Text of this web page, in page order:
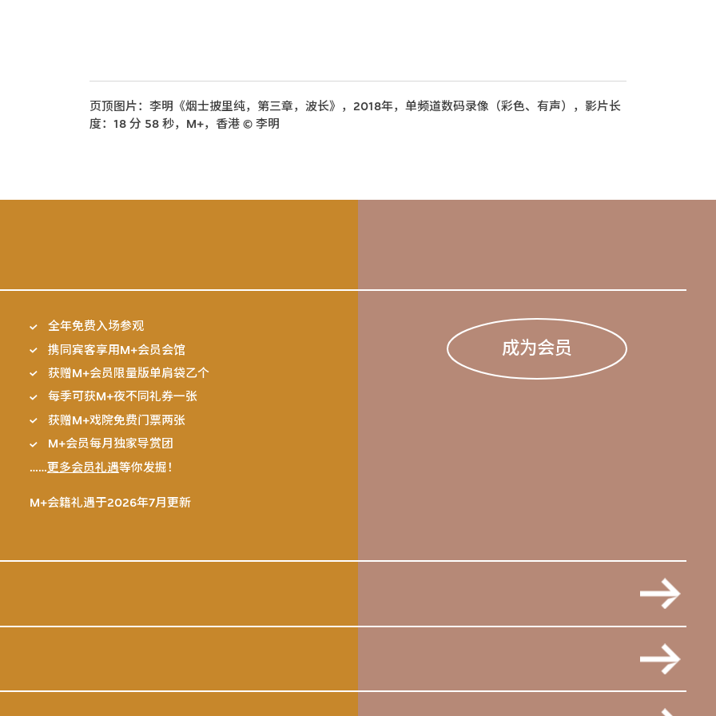
页顶图片：李明《烟士披里纯，第三章，波长》，2018年，单频道数码录像（彩色、有声），影片长
度：18 分 58 秒，M+，香港 © 李明
全年免费入场参观
携同宾客享用M+会员会馆
获赠M+会员限量版单肩袋乙个
每季可获M+夜不同礼券一张
获赠M+戏院免费门票两张
M+会员每月独家导赏团
……更多会员礼遇等你发掘！
M+会籍礼遇于2026年7月更新
成为会员